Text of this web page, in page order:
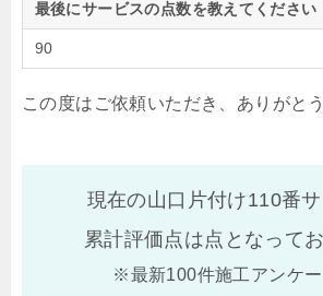
最後にサービスの点数を教えてください
90
この度はご依頼いただき、ありがと
現在の山口片付け110番
累計評価点は点となって
※最新100件施工アンケ